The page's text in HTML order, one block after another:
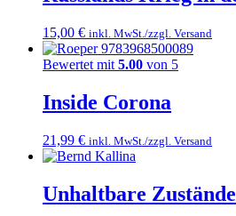
15,00 € inkl. MwSt./zzgl. Versand
Bewertet mit 5.00 von 5
Inside Corona
21,99 € inkl. MwSt./zzgl. Versand
Unhaltbare Zustände